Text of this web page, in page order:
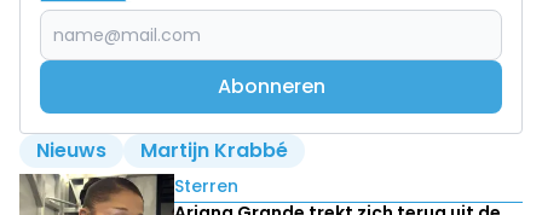
Abonneren
Nieuws Martijn Krabbé
Lees ook
Sterren